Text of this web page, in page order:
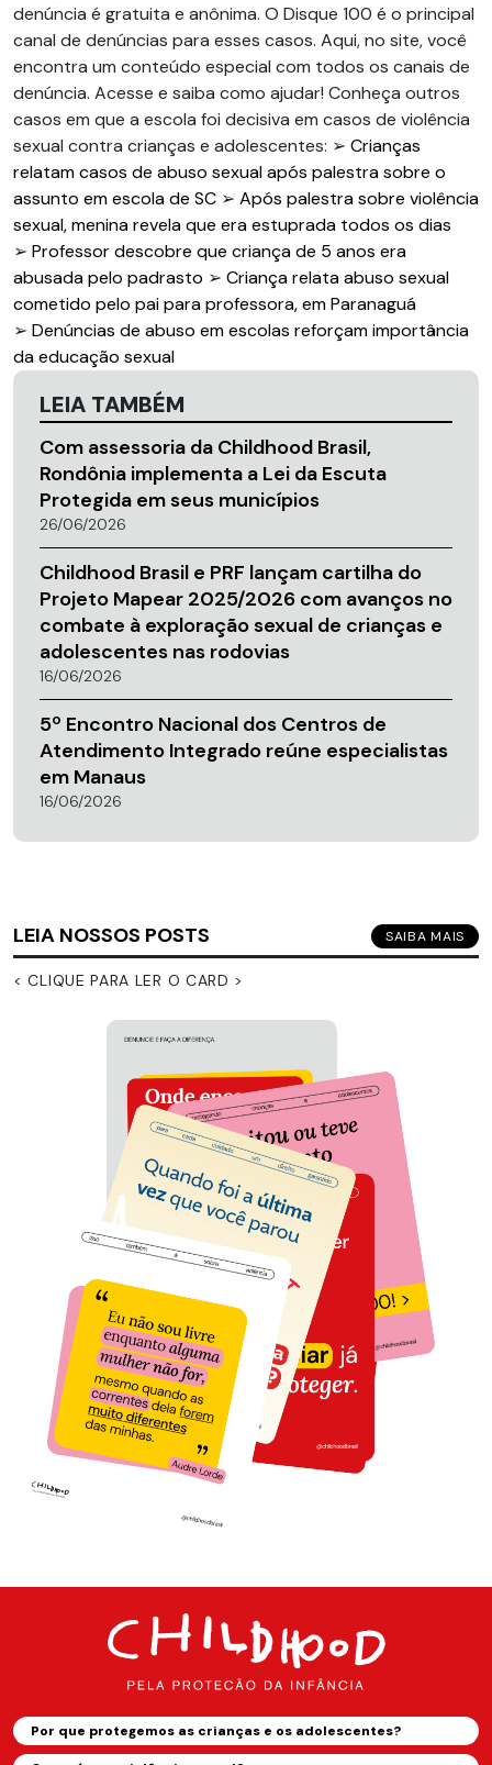
denúncia é gratuita e anônima. O Disque 100 é o principal
canal de denúncias para esses casos. Aqui, no site, você
encontra um conteúdo especial com todos os canais de
denúncia. Acesse e saiba como ajudar! Conheça outros
casos em que a escola foi decisiva em casos de violência
sexual contra crianças e adolescentes: ➢ Crianças
relatam casos de abuso sexual após palestra sobre o
assunto em escola de SC ➢ Após palestra sobre violência
sexual, menina revela que era estuprada todos os dias
➢ Professor descobre que criança de 5 anos era
abusada pelo padrasto ➢ Criança relata abuso sexual
cometido pelo pai para professora, em Paranaguá
➢ Denúncias de abuso em escolas reforçam importância
da educação sexual
LEIA TAMBÉM
Com assessoria da Childhood Brasil,
Rondônia implementa a Lei da Escuta
Protegida em seus municípios
26/06/2026
Childhood Brasil e PRF lançam cartilha do
Projeto Mapear 2025/2026 com avanços no
combate à exploração sexual de crianças e
adolescentes nas rodovias
16/06/2026
5º Encontro Nacional dos Centros de
Atendimento Integrado reúne especialistas
em Manaus
16/06/2026
LEIA NOSSOS POSTS SAIBA MAIS
< CLIQUE PARA LER O CARD >
Por que protegemos as crianças e os adolescentes?